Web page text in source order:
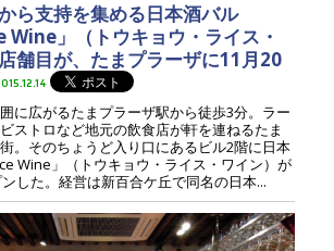
ら支持を集める日本酒バル
Wine」（トウキョウ・ライス・
舗目が、たまプラーザに11月20
に広がるたまプラーザ駅から徒歩3分。ラー
ストロなど地元の飲食店が軒を連ねるたま
。そのちょうど入り口にあるビル2階に日本
Wine」（トウキョウ・ライス・ワイン）が
した。経営は新百合ケ丘で同名の日本...